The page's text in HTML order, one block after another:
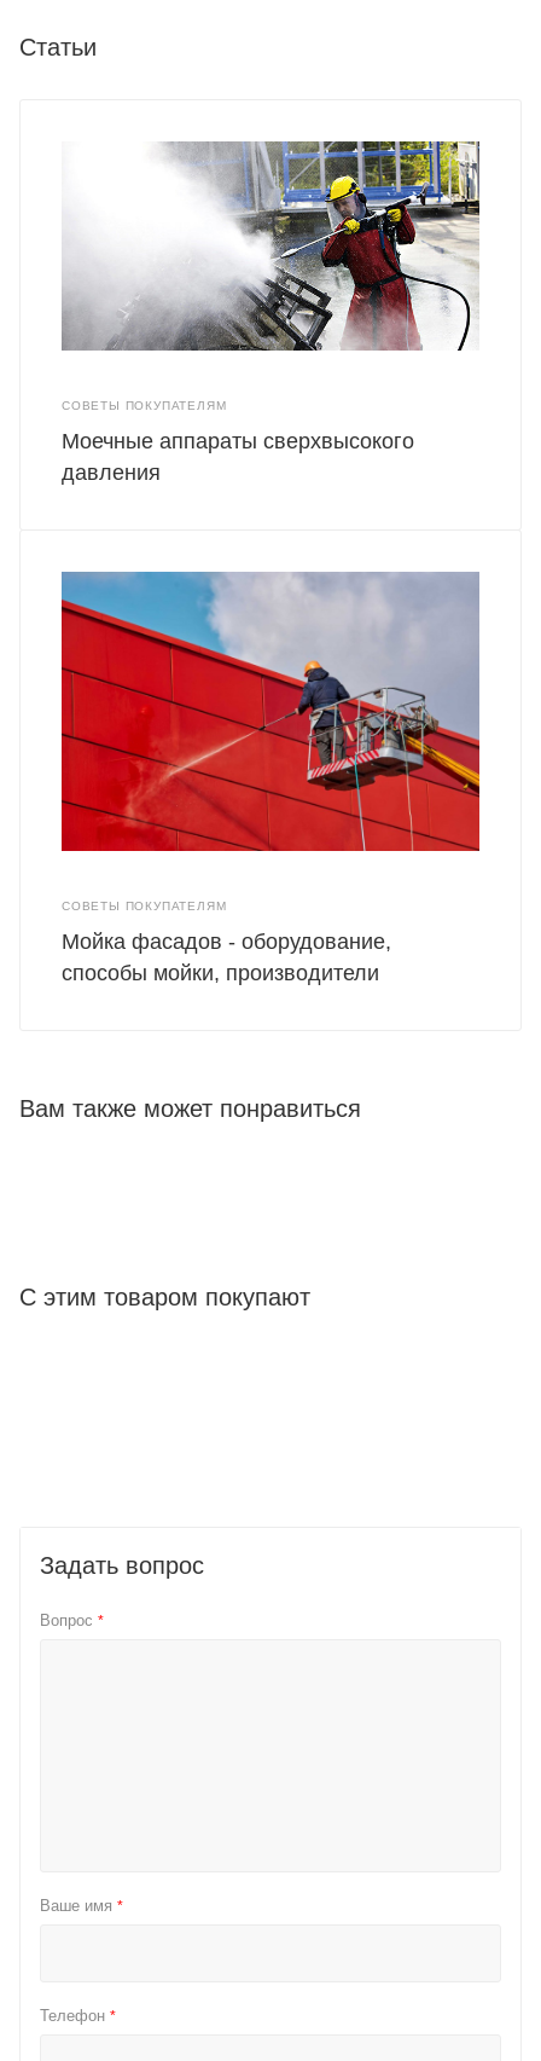
Статьи
СОВЕТЫ ПОКУПАТЕЛЯМ
Моечные аппараты сверхвысокого
давления
СОВЕТЫ ПОКУПАТЕЛЯМ
Мойка фасадов - оборудование,
способы мойки, производители
Вам также может понравиться
С этим товаром покупают
Задать вопрос
Вопрос *
Ваше имя *
Телефон *